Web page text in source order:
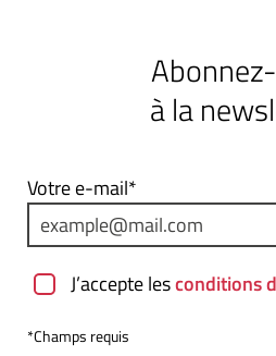
à la
Votre e-mail*
J’accepte lesconditions
*Champs requis